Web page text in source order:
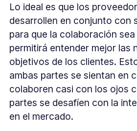
Lo ideal es que los
desarrollen en conjunto con
para que la colaboración
permitirá entender mejor las
objetivos de los clientes.
ambas partes se sientan en
colaboren casi con los ojos
partes se desafíen con la
en el mercado.